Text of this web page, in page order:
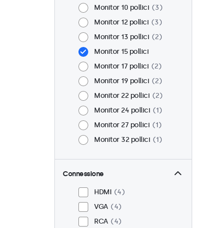
Monitor 10 pollici
3
Monitor 12 pollici
3
Monitor 13 pollici
2
Monitor 15 pollici
Monitor 17 pollici
2
Monitor 19 pollici
2
Monitor 22 pollici
2
Monitor 24 pollici
1
Monitor 27 pollici
1
Monitor 32 pollici
1
Connessione
HDMI
4
VGA
4
RCA
4